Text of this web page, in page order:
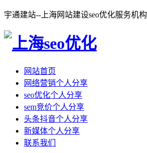
宇通建站--上海网站建设seo优化服务机构
网站首页
网络营销个人分享
seo优化个人分享
sem竞价个人分享
头条抖音个人分享
新媒体个人分享
联系我们